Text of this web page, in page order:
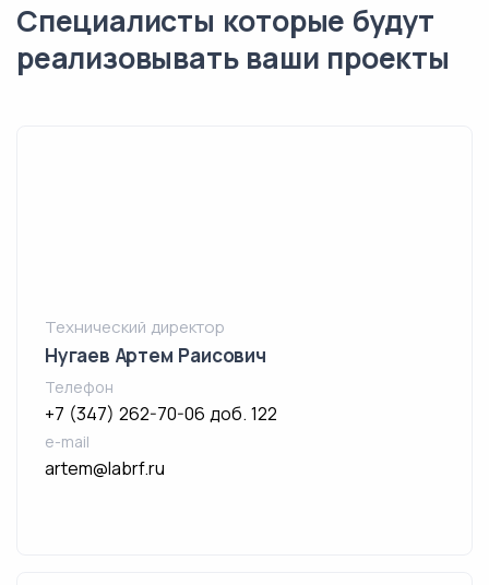
Специалисты которые будут
реализовывать ваши проекты
Технический директор
Нугаев Артем Раисович
Телефон
+7 (347) 262-70-06 доб. 122
e-mail
artem@labrf.ru